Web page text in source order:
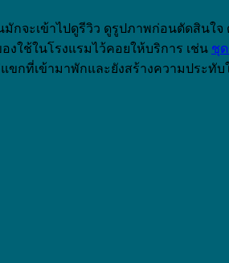
มักจะเข้าไปดูรีวิว ดูรูปภาพก่อนตัดสิน
ใช้ในโรงแรมไว้คอยให้บริการ เช่น ชุ
กที่เข้ามาพักและยังสร้างความประทั